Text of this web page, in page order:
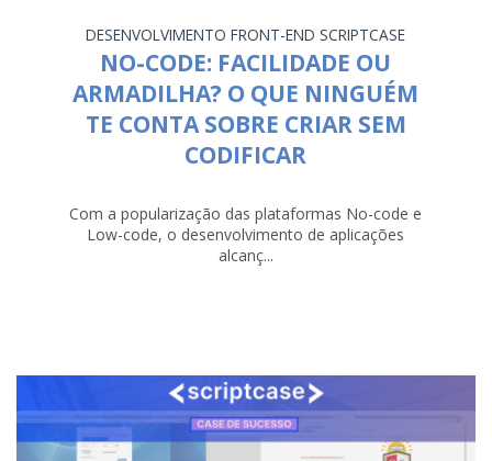
DESENVOLVIMENTO FRONT-END SCRIPTCASE
NO-CODE: FACILIDADE OU
ARMADILHA? O QUE NINGUÉM
TE CONTA SOBRE CRIAR SEM
CODIFICAR
Com a popularização das plataformas No-code e
Low-code, o desenvolvimento de aplicações
alcanç...